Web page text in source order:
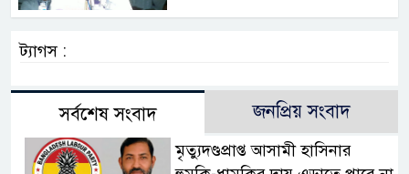
ট্যাগস :
সর্বশেষ সংবাদ জনপ্রিয় সংবাদ
মৃত্যুদণ্ডপ্রাপ্ত আসামী হাসিনার